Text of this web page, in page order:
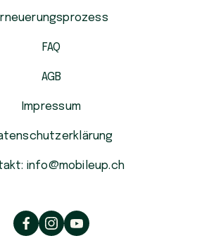
FAQ
AGB
Impressum
info@mobileup.ch